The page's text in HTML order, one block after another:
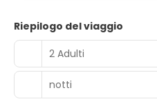
Riepilogo del viaggio
2 Adulti
notti